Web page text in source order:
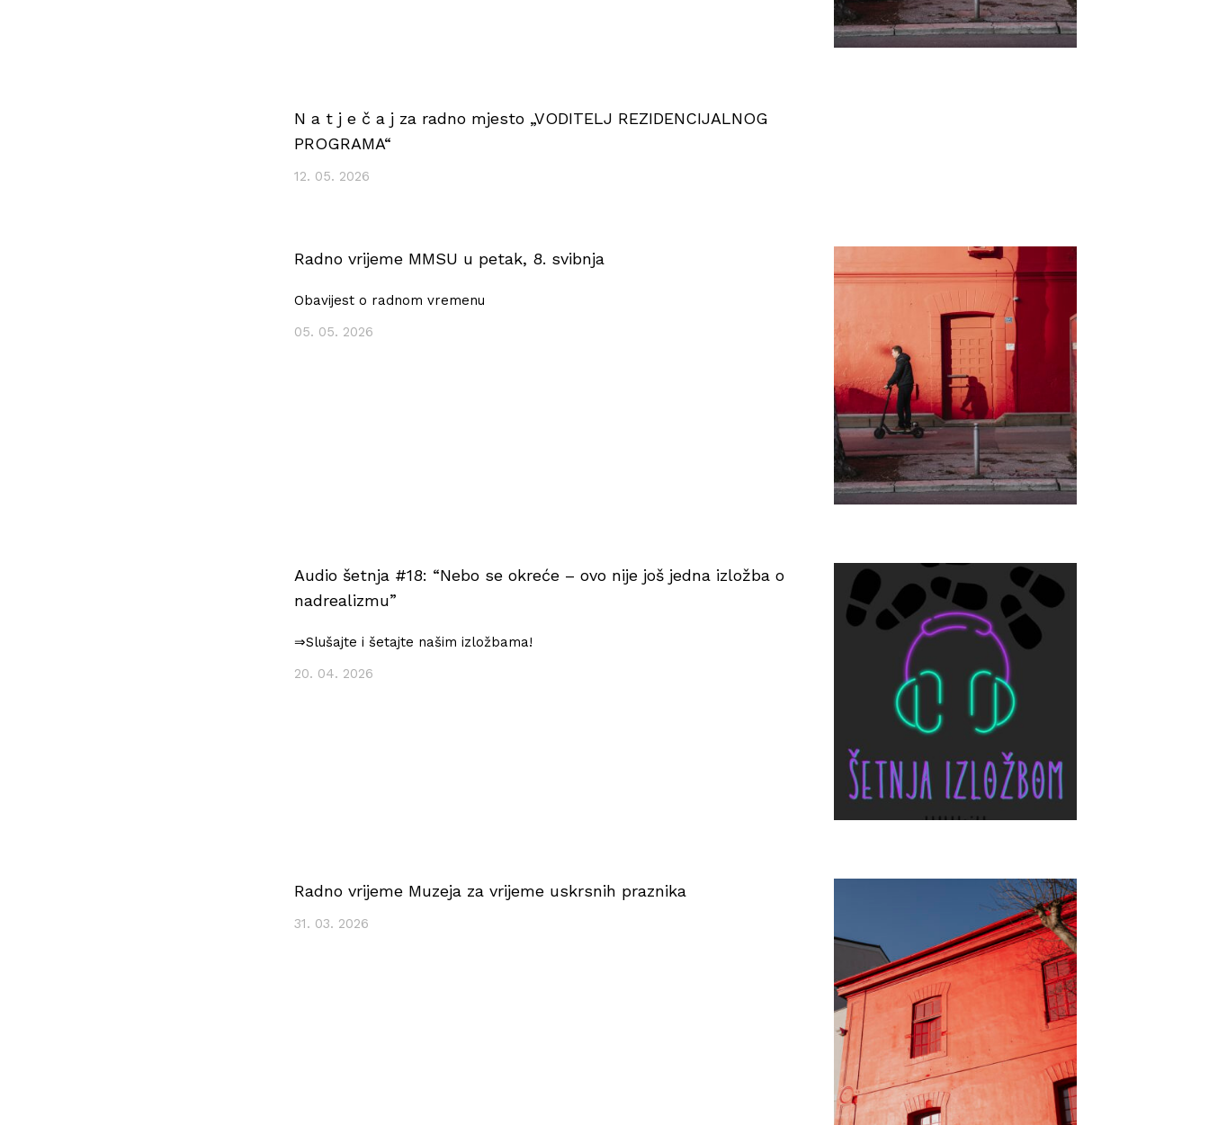
N a t j e č a j za radno mjesto „VODITELJ REZIDENCIJALNOG
PROGRAMA“
12. 05. 2026
Radno vrijeme MMSU u petak, 8. svibnja
Obavijest o radnom vremenu
05. 05. 2026
Audio šetnja #18: “Nebo se okreće – ovo nije još jedna izložba o
nadrealizmu”
⇒Slušajte i šetajte našim izložbama!
20. 04. 2026
Radno vrijeme Muzeja za vrijeme uskrsnih praznika
31. 03. 2026